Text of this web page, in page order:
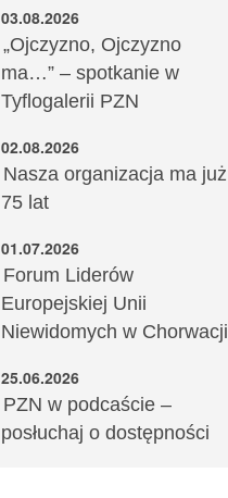
03.08.2026
„Ojczyzno, Ojczyzno
ma…” – spotkanie w
Tyflogalerii PZN
02.08.2026
Nasza organizacja ma już
75 lat
01.07.2026
Forum Liderów
Europejskiej Unii
Niewidomych w Chorwacji
25.06.2026
PZN w podcaście –
posłuchaj o dostępności